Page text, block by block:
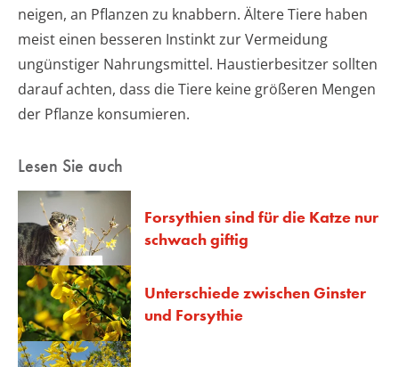
neigen, an Pflanzen zu knabbern. Ältere Tiere haben
meist einen besseren Instinkt zur Vermeidung
ungünstiger Nahrungsmittel. Haustierbesitzer sollten
darauf achten, dass die Tiere keine größeren Mengen
der Pflanze konsumieren.
Lesen Sie auch
Forsythien sind für die Katze nur
schwach giftig
Unterschiede zwischen Ginster
und Forsythie